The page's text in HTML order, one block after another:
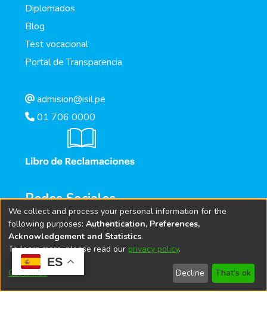
ES
Diplomados
Blog
Test vocacional
Portal de Transparencia
admision@isil.pe
01 706 0000
Redes Sociales
We collect and process your personal information for the
following purposes: Authentication, Preferences,
Acknowledgement and Statistics.
To learn more, please read our privacy policy.
Customize Decline That's ok